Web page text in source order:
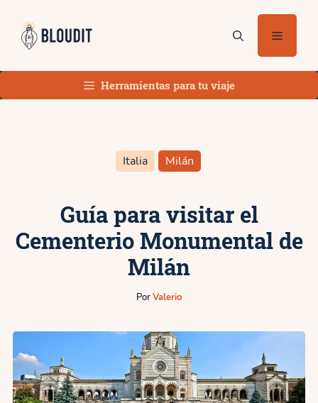
contenido
Menú
Herramientas para tu viaje
Italia Milán
Guía para visitar el
Cementerio Monumental de
Milán
PorValerio